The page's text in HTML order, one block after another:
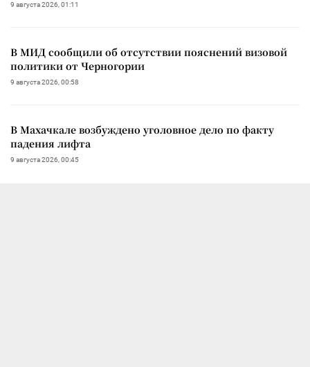
9 августа 2026, 01:11
В МИД сообщили об отсутствии пояснений визовой
политики от Черногории
9 августа 2026, 00:58
В Махачкале возбуждено уголовное дело по факту
падения лифта
9 августа 2026, 00:45